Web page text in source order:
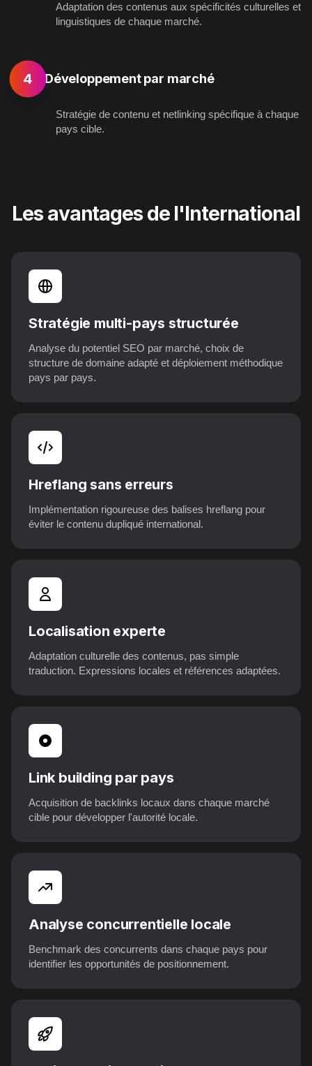
Adaptation des contenus aux spécificités culturelles et
linguistiques de chaque marché.
4 Développement par marché
Stratégie de contenu et netlinking spécifique à chaque
pays cible.
Les avantages de l'International
Stratégie multi-pays structurée
Analyse du potentiel SEO par marché, choix de
structure de domaine adapté et déploiement méthodique
pays par pays.
Hreflang sans erreurs
Implémentation rigoureuse des balises hreflang pour
éviter le contenu dupliqué international.
Localisation experte
Adaptation culturelle des contenus, pas simple
traduction. Expressions locales et références adaptées.
Link building par pays
Acquisition de backlinks locaux dans chaque marché
cible pour développer l'autorité locale.
Analyse concurrentielle locale
Benchmark des concurrents dans chaque pays pour
identifier les opportunités de positionnement.